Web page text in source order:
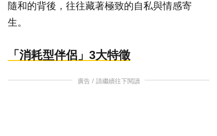
隨和的背後，往往藏著極致的自私與情感寄
生。
「消耗型伴侶」3大特徵
廣告 / 請繼續往下閱讀